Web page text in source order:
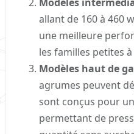
allant de 160 à 460
une meilleure
les familles petites
Modèles haut de
agrumes peuvent
sont conçus pour
permettant de